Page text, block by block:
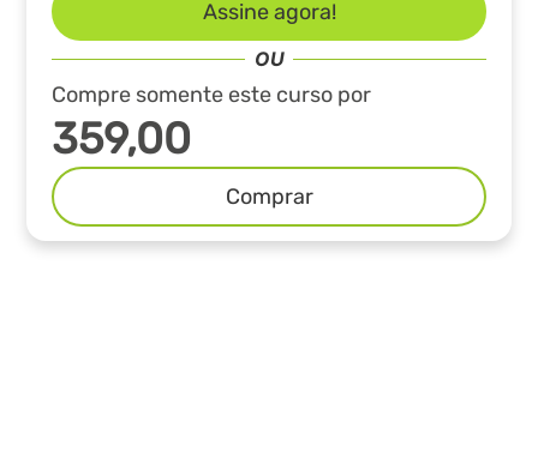
Assine agora!
Compre somente este curso por
359,00
Comprar